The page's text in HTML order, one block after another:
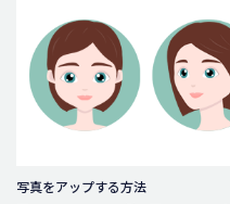
メンズ整形
idリアルストーリー
idニュース
安全整形
写真をアップする方法